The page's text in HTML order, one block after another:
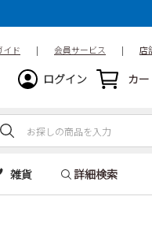
イド | 会員サービス | 店
ログイン カー
雑貨 詳細検索